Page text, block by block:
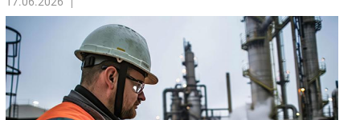
Маркетинг
Торговые сети
Оборудование
Outsourcing